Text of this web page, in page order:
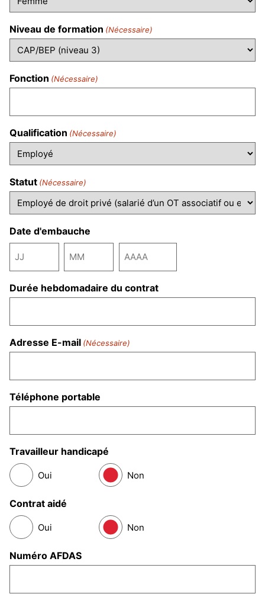
Niveau de formation (Nécessaire)
Fonction (Nécessaire)
Qualification (Nécessaire)
Statut (Nécessaire)
Date d'embauche
Durée hebdomadaire du contrat
Adresse E-mail (Nécessaire)
Téléphone portable
Travailleur handicapé
Oui Non
Contrat aidé
Oui Non
Numéro AFDAS